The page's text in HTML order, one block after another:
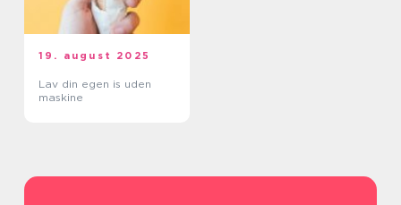
19. august 2025
Lav din egen is uden
maskine